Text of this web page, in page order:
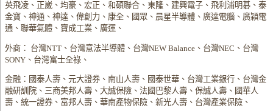
英飛凌、正崴、均豪、宏正、和碩聯合、東隆、建興電子、飛利浦明碁、泰
金寶、神通、神達、偉創力、康全、國眾、晨星半導體、廣達電腦、廣穎電
通、聯華氣體、寶成工業、廣運、
外商： 台灣NTT、台灣意法半導體、台灣NEW Balance、台灣NEC、台灣
SONY、台灣富士全祿、
金融：國泰人壽、元大證券、南山人壽、國泰世華、台灣工業銀行、台灣金
融研訓院、三商美邦人壽、大誠保險、法國巴黎人壽、保誠人壽、國華人
壽、統一證券、富邦人壽、華南產物保險、新光人壽、台灣產業保險、